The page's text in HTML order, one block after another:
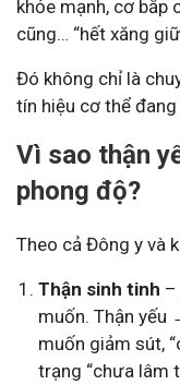
khỏe mạnh, cơ bắp
cũng… “hết xăng
Đó không chỉ là
tín hiệu cơ thể
Vì sao thận
phong độ?
Theo cả Đông y và
Thận sinh tinh –
muốn. Thận
muốn giảm sút,
trạng “chưa lâm